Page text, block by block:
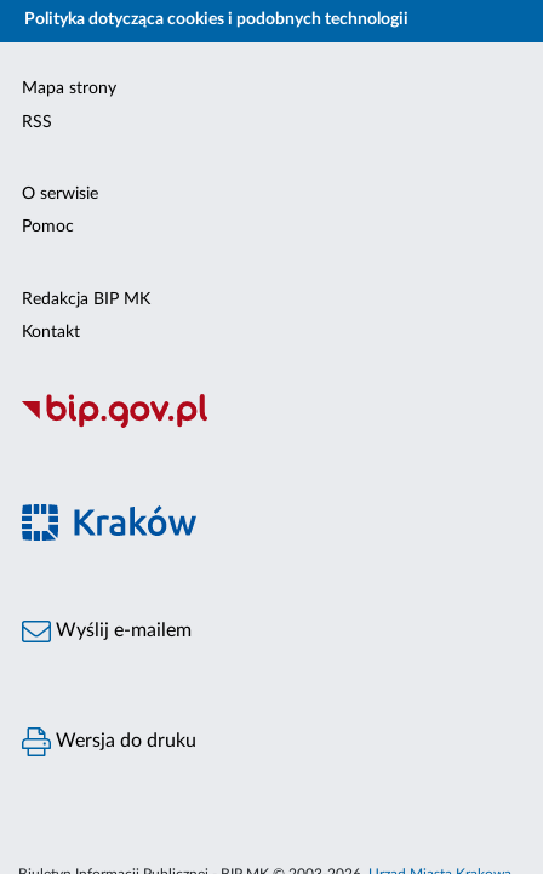
Polityka dotycząca cookies i podobnych technologii
Mapa strony
RSS
O serwisie
Pomoc
Redakcja BIP MK
Kontakt
Wyślij e-mailem
Wersja do druku